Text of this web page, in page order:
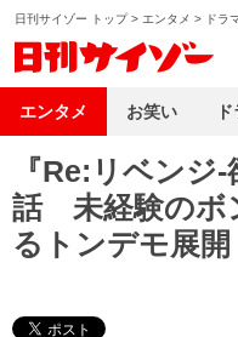
日刊サイゾー トップ> エンタメ > ドラ
『Re:リベンジ
話 未経験のボ
るトンデモ展開
エンタメ お笑い